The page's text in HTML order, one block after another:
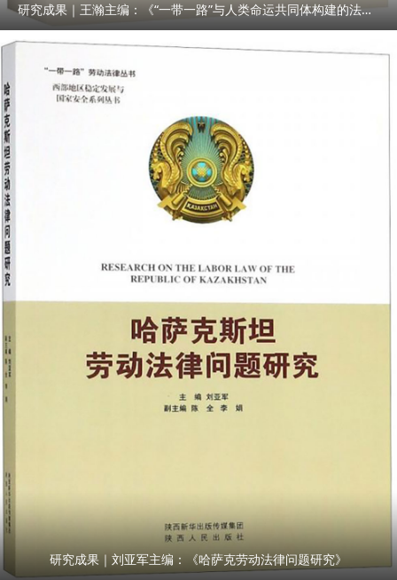
研究成果｜王瀚主编：《“一带一路”与人类命运共同体构建的法律与实践》
研究成果｜刘亚军主编：《哈萨克劳动法律问题研究》